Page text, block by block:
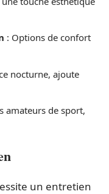
: Options de confort
nocturne, ajoute
amateurs de sport,
un entretien